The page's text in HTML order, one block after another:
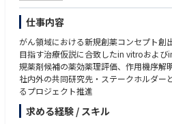
仕事内容
がん領域における新規創薬コンセプト創
目指す治療仮説に合致したin vitroおよ
規薬剤候補の薬効薬理評価、作用機序解
社内外の共同研究先・ステークホルダー
るプロジェクト推進
求める経験 / スキル